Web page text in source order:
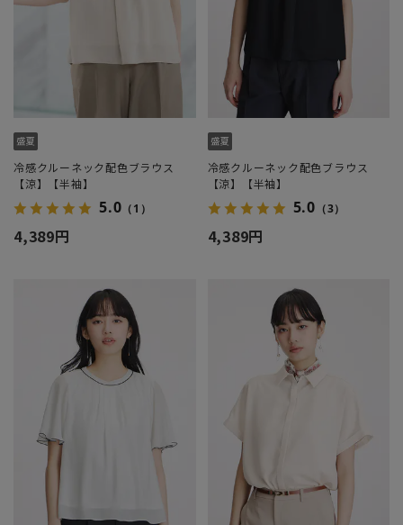
冷感クルーネック配色ブラウス
【涼】【半袖】
5.0 （1）
4,389円
冷感クルーネック配色ブラウス
【涼】【半袖】
5.0 （3）
4,389円